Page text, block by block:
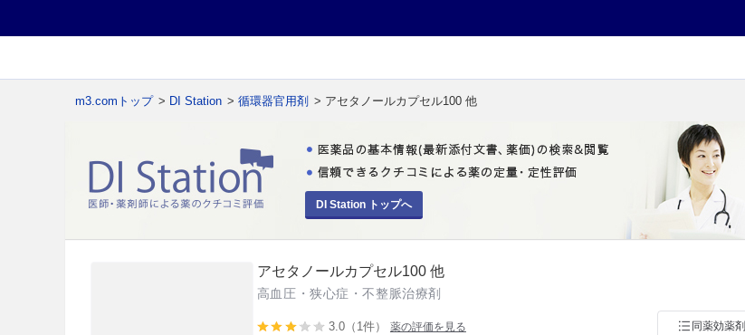
m3.comトップ > DI Station > 循環器官用剤 > アセタノールカプセル100 他
DI Station トップへ
アセタノールカプセル100 他
高血圧・狭心症・不整脈治療剤
3.0（1件） 薬の評価を見る 同薬効薬剤